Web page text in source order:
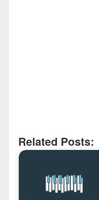
Related Posts: